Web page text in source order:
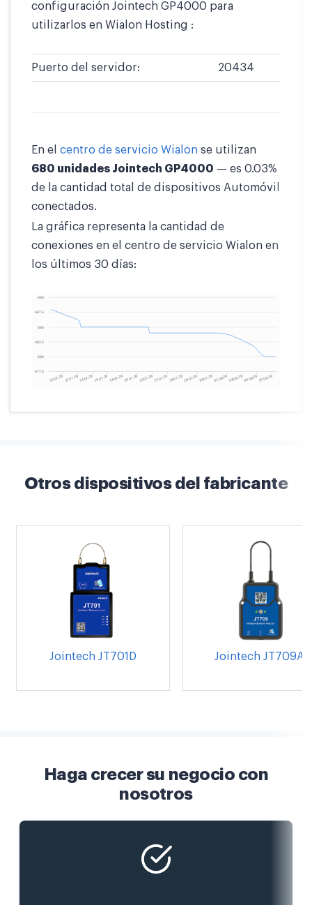
configuración Jointech GP4000 para
utilizarlos en Wialon Hosting :
Puerto del servidor: 20434
En el centro de servicio Wialon se utilizan
680 unidades Jointech GP4000 — es 0.03%
de la cantidad total de dispositivos Automóvil
conectados.
La gráfica representa la cantidad de
conexiones en el centro de servicio Wialon en
los últimos 30 días:
Otros dispositivos del fabricante
Jointech JT701D Jointech JT709A
Haga crecer su negocio con
nosotros